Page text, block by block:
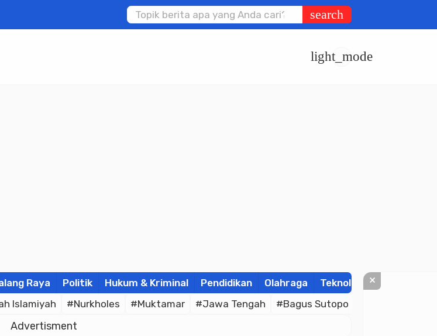
search
light_mode
Raya Politik Hukum & Kriminal Pendidikan Olahraga Teknologi
Islamiyah #Nurkholes #Muktamar #Jawa Tengah #Bagus Sutopo
Advertisment
×